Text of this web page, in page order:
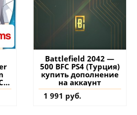
Battlefield 2042 —
500 BFC PS4 (Турция)
купить дополнение
на аккаунт
1 991 руб.